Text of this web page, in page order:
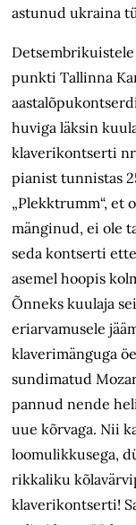
astunud ukraina
punkti Tallinna
huviga läksin
klaverikontserti nr
pianist tunnistas
„Plekktrumm“, et
mänginud, ei ole
seda kontserti
asemel hoopis
Õnneks kuulaja
eriarvamusele
klaverimänguga
sundimatud
pannud nende
uue kõrvaga. Nii
loomulikkusega,
rikkaliku
klaverikontserti!